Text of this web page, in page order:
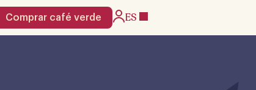
Comprar café verde ES